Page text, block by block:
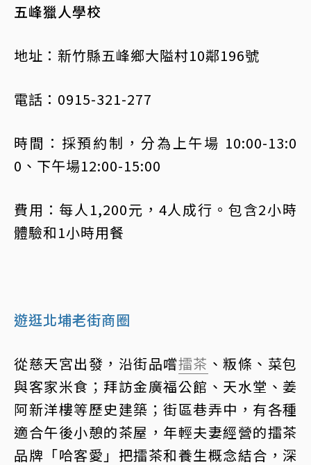
五峰獵人學校
地址：新竹縣五峰鄉大隘村10鄰196號
電話：0915-321-277
時間：採預約制，分為上午場 10:00-13:0
0、下午場12:00-15:00
費用：每人1,200元，4人成行。包含2小時
體驗和1小時用餐
遊逛北埔老街商圈
從慈天宮出發，沿街品嚐擂茶 、粄條、菜包
與客家米食；拜訪金廣福公館、天水堂、姜
阿新洋樓等歷史建築；街區巷弄中，有各種
適合午後小憩的茶屋，年輕夫妻經營的擂茶
品牌「哈客愛」把擂茶和養生概念結合，深